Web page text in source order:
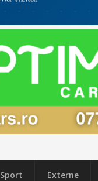
Sport Externe